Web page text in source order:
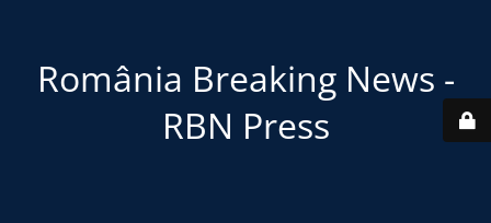
România Breaking News -
RBN Press